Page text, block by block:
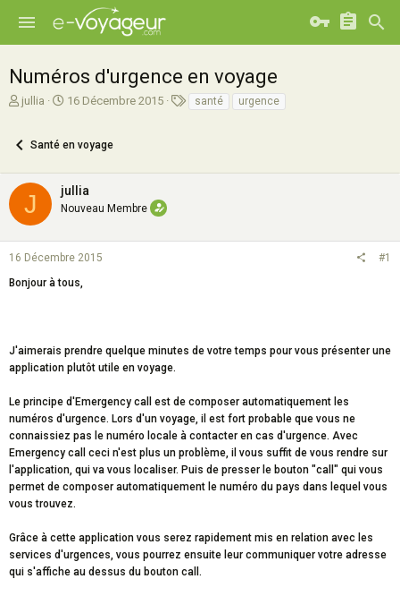
Numéros d'urgence en voyage
A
e
r
e
l
a
d
i
s
i
n
jullia
D
e
d
é
u
t
16 Décembre 2015 santé urgence
Santé en voyage
J jullia
Nouveau Membre
16 Décembre 2015
#1
Bonjour à tous,
J'aimerais prendre quelque minutes de votre temps pour vous présenter une
application plutôt utile en voyage.
Le principe d'Emergency call est de composer automatiquement les
numéros d'urgence. Lors d'un voyage, il est fort probable que vous ne
connaissiez pas le numéro locale à contacter en cas d'urgence. Avec
Emergency call ceci n'est plus un problème, il vous suffit de vous rendre sur
l'application, qui va vous localiser. Puis de presser le bouton "call" qui vous
permet de composer automatiquement le numéro du pays dans lequel vous
vous trouvez.
Grâce à cette application vous serez rapidement mis en relation avec les
services d'urgences, vous pourrez ensuite leur communiquer votre adresse
qui s'affiche au dessus du bouton call.